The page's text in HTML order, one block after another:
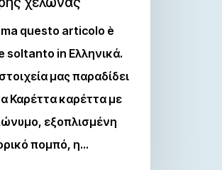
questo articolo è
soltanto in Ελληνικά.
μας παραδίδει
Καρέττα καρέττα με
εξοπλισμένη
πομπό, η…